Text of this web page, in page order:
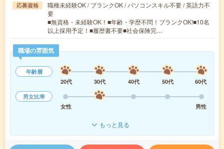
応募資格
職種未経験OK / ブランクOK / パソコンスキル不要 / 英語力不
要
■無資格・未経験OK！■年齢・学歴不問！ブランクOK!■10名
以上採用予定！■履歴書不要■社会保険完…
職場の雰囲気
年齢層
20代
30代 40代 50代
60代
男女比率
女性
男性
もっと見る